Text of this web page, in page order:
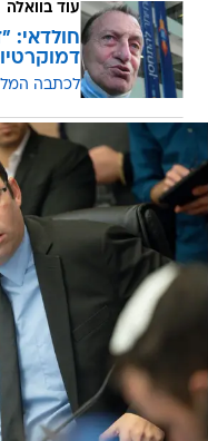
עוד בוואלה
חולדאי:
לכתבה